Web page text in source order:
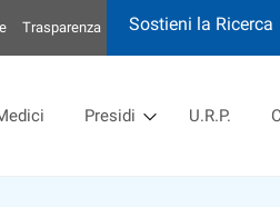
Trasparenza Sostieni la Ricerca
Presidi U.R.P.